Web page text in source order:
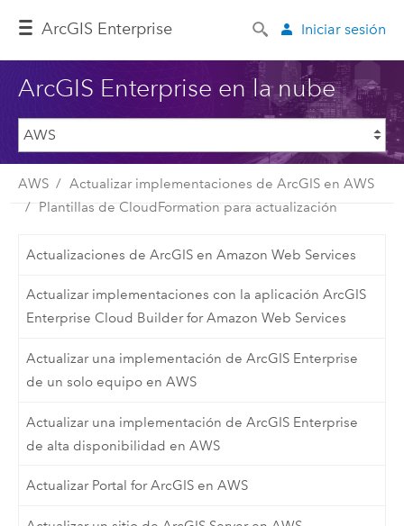
ArcGIS Enterprise Iniciar sesión
ArcGIS Enterprise en la nube
AWS
Actualizar implementaciones de ArcGIS en AWS
Plantillas de CloudFormation para actualización
Actualizaciones de ArcGIS en Amazon Web Services
Actualizar implementaciones con la aplicación ArcGIS
Enterprise Cloud Builder for Amazon Web Services
Actualizar una implementación de ArcGIS Enterprise
de un solo equipo en AWS
Actualizar una implementación de ArcGIS Enterprise
de alta disponibilidad en AWS
Actualizar Portal for ArcGIS en AWS